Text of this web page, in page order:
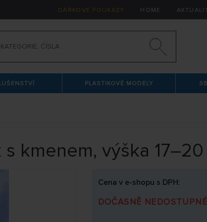
DÁRKOVÉ POUKAZY HOME
PLASTIKOVÉ MODELY
kmenem, výška 17–20
Cena v e-shopu s DPH:
DOČASNĚ NEDOSTUPNÉ